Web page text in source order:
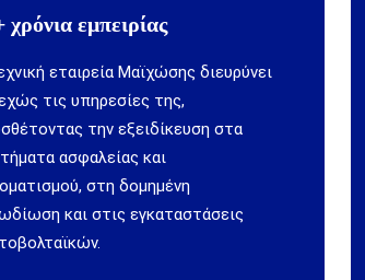
χρόνια εμπειρίας
εταιρεία Μαϊχώσης διευρύνει
τις υπηρεσίες της,
την εξειδίκευση στα
ασφαλείας και
στη δομημένη
και στις εγκαταστάσεις